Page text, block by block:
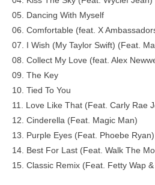
05. Dancing With Myself
06. Comfortable (feat. X
07. I Wish (My Taylor Swift) (Feat.
08. Collect My Love (feat. Alex
09. The Key
10. Tied To You
11. Love Like That (Feat. Carly Rae
12. Cinderella (Feat. Magic Man)
13. Purple Eyes (Feat. Phoebe Ryan)
14. Best For Last (Feat. Walk The
15. Classic Remix (Feat. Fetty Wap